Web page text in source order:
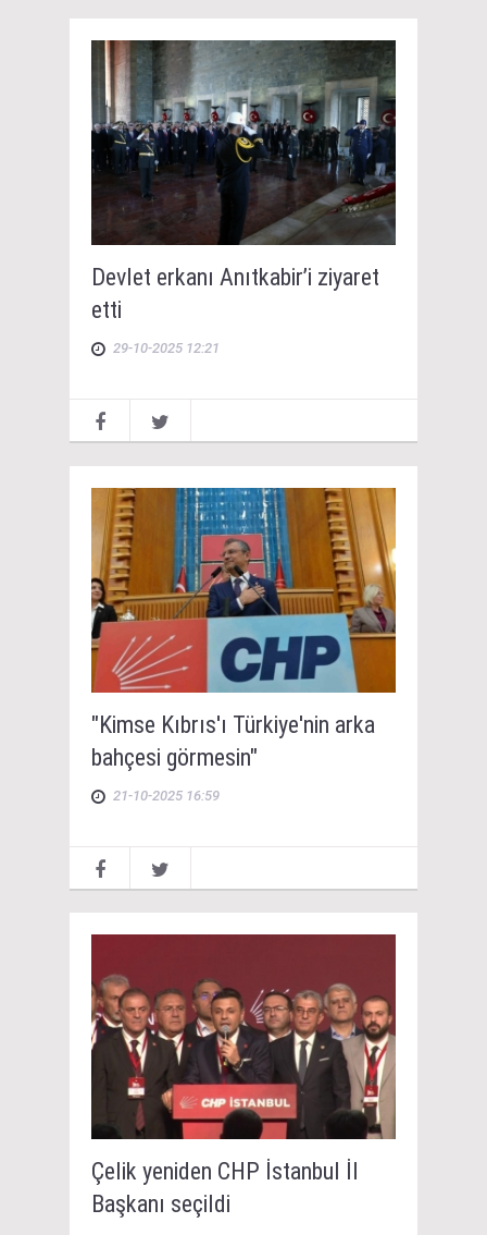
Devlet erkanı Anıtkabir’i ziyaret
etti
29-10-2025 12:21
"Kimse Kıbrıs'ı Türkiye'nin arka
bahçesi görmesin"
21-10-2025 16:59
Çelik yeniden CHP İstanbul İl
Başkanı seçildi